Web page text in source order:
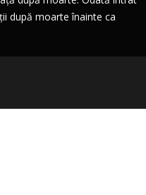
după moarte înainte ca